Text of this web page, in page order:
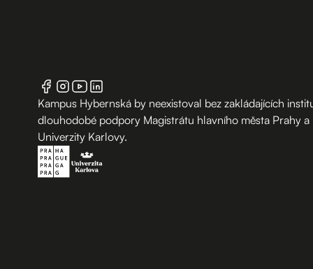
Kampus Hybernská by neexistoval bez zakládajících
dlouhodobé podpory Magistrátu hlavního města Prahy a
Univerzity Karlovy.